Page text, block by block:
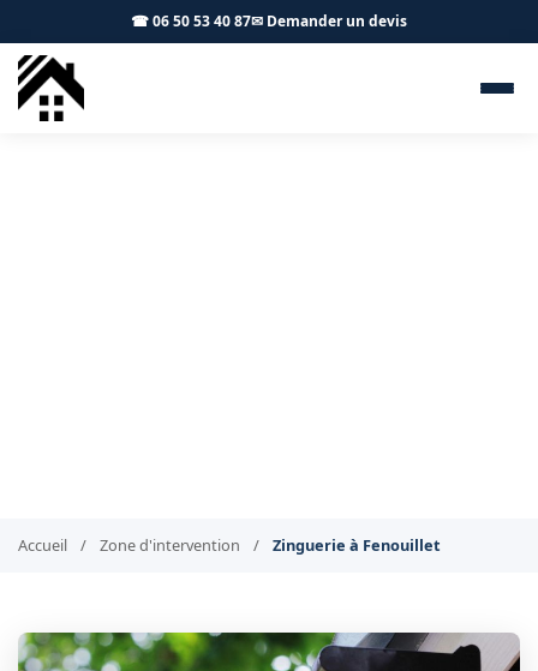
☎ 06 50 53 40 87✉ Demander un devis
Accueil / Zone d'intervention / Zinguerie à Fenouillet